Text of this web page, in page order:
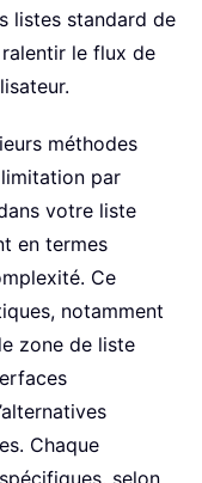
listes standard de
le flux de
méthodes
par
votre liste
en termes
Ce
notamment
zone de liste
Chaque